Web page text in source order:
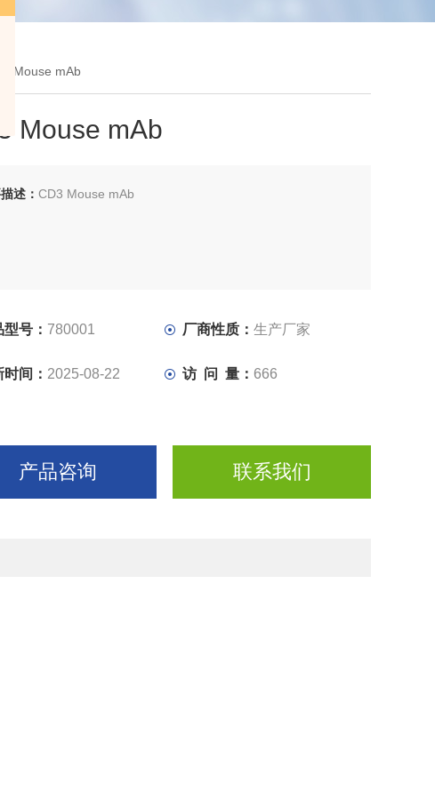
Mouse mAb
Mouse mAb
述：CD3 Mouse mAb
型号： 780001 厂商性质：生产厂家
间： 2025-08-22 访 问 量： 666
产品咨询 联系我们